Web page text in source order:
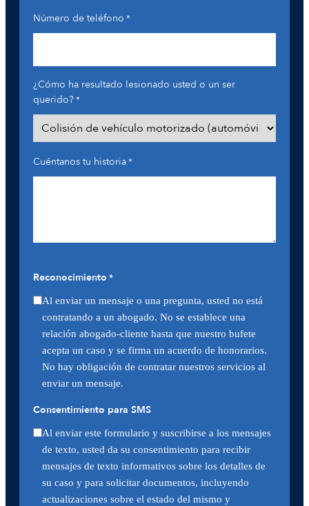
Número de teléfono *
¿Cómo ha resultado lesionado usted o un ser
querido?*
Cuéntanos tu historia*
Reconocimiento *
Al enviar un mensaje o una pregunta, usted no está
contratando a un abogado. No se establece una
relación abogado-cliente hasta que nuestro bufete
acepta un caso y se firma un acuerdo de honorarios.
No hay obligación de contratar nuestros servicios al
enviar un mensaje.
Consentimiento para SMS
Al enviar este formulario y suscribirse a los mensajes
de texto, usted da su consentimiento para recibir
mensajes de texto informativos sobre los detalles de
su caso y para solicitar documentos, incluyendo
actualizaciones sobre el estado del mismo y